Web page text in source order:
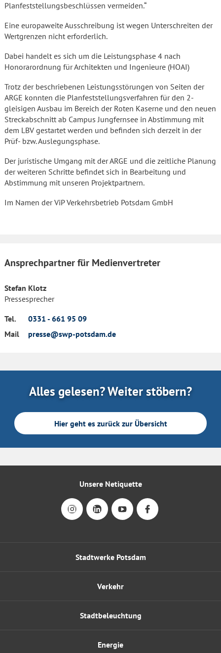
Planfeststellungsbeschlüssen vermeiden.“
Eine europaweite Ausschreibung ist wegen Unterschreiten der
Wertgrenzen nicht erforderlich.
Dabei handelt es sich um die Leistungsphase 4 nach
Honorarordnung für Architekten und Ingenieure (HOAI)
Trotz der beschriebenen Leistungsstörungen von Seiten der
ARGE konnten die Planfeststellungsverfahren für den 2-
gleisigen Ausbau im Bereich der Roten Kaserne und den neuen
Streckabschnitt ab Campus Jungfernsee in Abstimmung mit
dem LBV gestartet werden und befinden sich derzeit in der
Prüf- bzw. Auslegungsphase.
Der juristische Umgang mit der ARGE und die zeitliche Planung
der weiteren Schritte befindet sich in Bearbeitung und
Abstimmung mit unseren Projektpartnern.
Im Namen der ViP Verkehrsbetrieb Potsdam GmbH
Ansprechpartner für Medienvertreter
Stefan Klotz
Pressesprecher
Tel.
0331 - 661 95 09
Mail
presse@swp-potsdam.de
Alles gelesen? Weiter stöbern?
Hier geht es zurück zur Übersicht
Stadtwerke Potsdam
Energie
Verkehr
Stadtbeleuchtung
Unsere Netiquette